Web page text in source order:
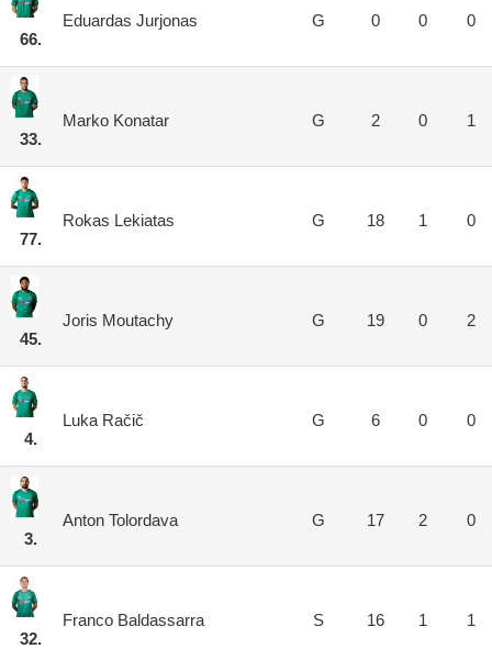
66.
Eduardas Jurjonas G 0 0 0
33.
Marko Konatar G 2 0 1
77.
Rokas Lekiatas G 18 1 0
45.
Joris Moutachy G 19 0 2
4.
Luka Račič G 6 0 0
3.
Anton Tolordava G 17 2 0
32.
Franco Baldassarra S 16 1 1